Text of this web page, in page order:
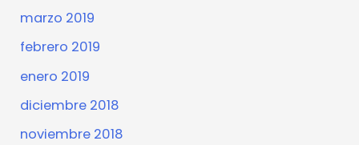
marzo 2019
febrero 2019
enero 2019
diciembre 2018
noviembre 2018